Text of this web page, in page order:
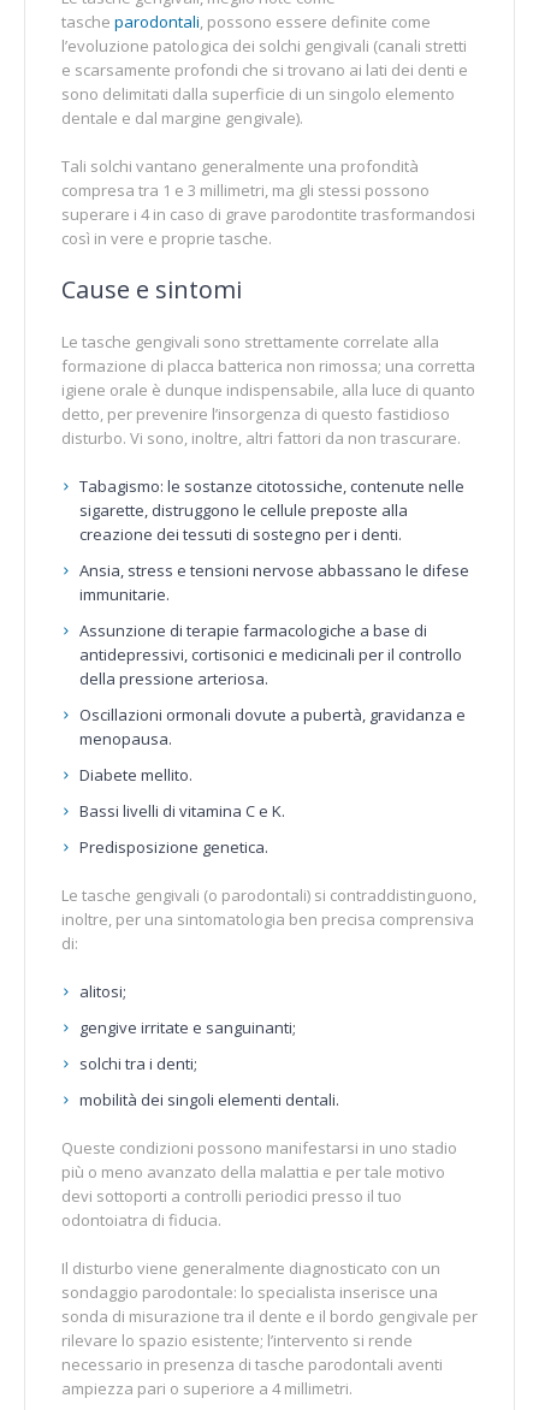
tasche parodontali, possono essere definite come
l’evoluzione patologica dei solchi gengivali (canali stretti
e scarsamente profondi che si trovano ai lati dei denti e
sono delimitati dalla superficie di un singolo elemento
dentale e dal margine gengivale).
Tali solchi vantano generalmente una profondità
compresa tra 1 e 3 millimetri, ma gli stessi possono
superare i 4 in caso di grave parodontite trasformandosi
così in vere e proprie tasche.
Cause e sintomi
Le tasche gengivali sono strettamente correlate alla
formazione di placca batterica non rimossa; una corretta
igiene orale è dunque indispensabile, alla luce di quanto
detto, per prevenire l’insorgenza di questo fastidioso
disturbo. Vi sono, inoltre, altri fattori da non trascurare.
Tabagismo: le sostanze citotossiche, contenute nelle
sigarette, distruggono le cellule preposte alla
creazione dei tessuti di sostegno per i denti.
Ansia, stress e tensioni nervose abbassano le difese
immunitarie.
Assunzione di terapie farmacologiche a base di
antidepressivi, cortisonici e medicinali per il controllo
della pressione arteriosa.
Oscillazioni ormonali dovute a pubertà, gravidanza e
menopausa.
Diabete mellito.
Bassi livelli di vitamina C e K.
Predisposizione genetica.
Le tasche gengivali (o parodontali) si contraddistinguono,
inoltre, per una sintomatologia ben precisa comprensiva
di:
alitosi;
gengive irritate e sanguinanti;
solchi tra i denti;
mobilità dei singoli elementi dentali.
Queste condizioni possono manifestarsi in uno stadio
più o meno avanzato della malattia e per tale motivo
devi sottoporti a controlli periodici presso il tuo
odontoiatra di fiducia.
Il disturbo viene generalmente diagnosticato con un
sondaggio parodontale: lo specialista inserisce una
sonda di misurazione tra il dente e il bordo gengivale per
rilevare lo spazio esistente; l’intervento si rende
necessario in presenza di tasche parodontali aventi
ampiezza pari o superiore a 4 millimetri.